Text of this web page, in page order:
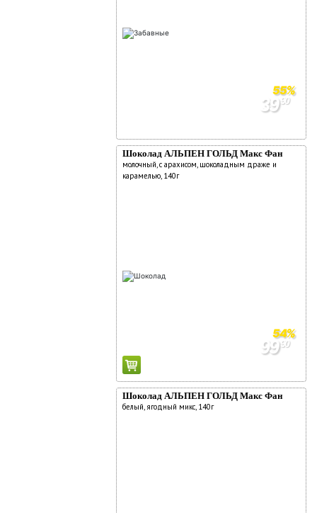
55%
3990
Шоколад АЛЬПЕН ГОЛЬД Макс Фан
молочный, с арахисом, шоколадным драже и
карамелью, 140г
54%
9990
Шоколад АЛЬПЕН ГОЛЬД Макс Фан
белый, ягодный микс, 140г